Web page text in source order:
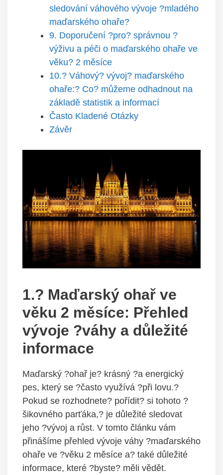
sledování váhového vývoje ?mladého
maďarského ohaře?
9. Doporučení ?pro? správnou ?
výživu a péči o maďarského ohaře ve
věku? 2 měsíce
10.? Váhový? vývoj? maďarského
ohaře:? Co? můžeme odhadnout na
základě statistik a informací
Často Kladené Otázky
Závěr
1.? Maďarský ohař ve
věku 2 měsíce: Přehled
vývoje ?váhy a důležité
informace
Maďarský ?ohař je? krásný ?a energický
pes, který se ?často využívá ?při lovu.?
Pokud se rozhodnete? pořídit? si tohoto ?
šikovného parťáka,? je důležité sledovat
jeho ?vývoj a růst. V tomto článku vám
přinášíme přehled vývoje váhy ?maďarského
ohaře ve ?věku 2 měsíce a? také důležité
informace, které ?byste? měli vědět.